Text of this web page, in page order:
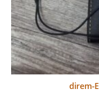
direm-